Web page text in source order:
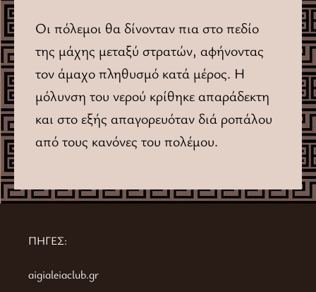
Οι πόλεμοι θα δίνονταν πια στο πεδίο
της μάχης μεταξύ στρατών, αφήνοντας
τον άμαχο πληθυσμό κατά μέρος. Η
μόλυνση του νερού κρίθηκε απαράδεκτη
και στο εξής απαγορευόταν διά ροπάλου
από τους κανόνες του πολέμου.
ΠΗΓΕΣ:
aigialeiaclub.gr